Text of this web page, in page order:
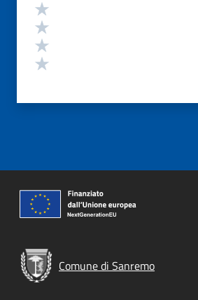
Comune di Sanremo